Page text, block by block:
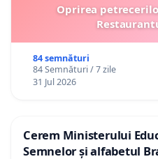
Oprirea
84 semnături
84 Semnături / 7 zile
31 Jul 2026
Cerem Ministerului
Semnelor și alfabetul